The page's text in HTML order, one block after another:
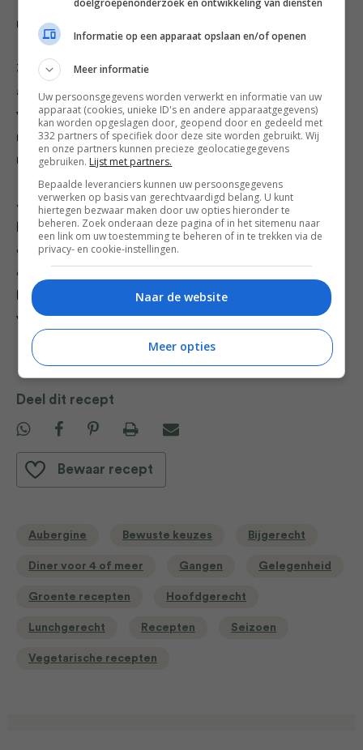
minuten op laag vuur stoven.
3. Rooster de amandelen in koekenpan met
antiaanbaklaag goudbruin. Laat afkoelen, hak fijn en
voeg toe aan de tomatensaus. Snijd de munt fijn en
meng door de yoghurt. Breng de yoghurt op smaak
met wat zout en peper.
4. Zodra de auberginehelften mooi goudbruin
beginnen te kleuren en gaar zijn, haal je ze uit de
oven. Besprenkel de hete aubergines direct met
citroensap. Serveer warm met de tomaten-
kikkererwtenstoof, een paar lepels munt-yoghurt en
verse koriander.
Deel dit recept
Bewaar recept
Aubergine Bewuste keuzes Bijgerecht
Diner voor 4 of meer Gangen Gelegenheid
Groente recepten Hoofdgerecht
Lunchgerecht Recepten Seizoen
Vegetarische recepten
doelgroepenonderzoek en ontwikkeling van diensten
Informatie op een apparaat opslaan en/of openen
Meer informatie
Uw persoonsgegevens worden verwerkt en informatie van uw
apparaat (cookies, unieke ID's en andere apparaatgegevens)
kan worden opgeslagen door, geopend door en gedeeld met
332 partners of specifiek door deze site worden gebruikt. Wij
en onze partners kunnen precieze geolocatiegegevens
gebruiken. Lijst met partners.
Bepaalde leveranciers kunnen uw persoonsgegevens
verwerken op basis van gerechtvaardigd belang. U kunt
hiertegen bezwaar maken door uw opties hieronder te
beheren. Zoek onderaan deze pagina of in het sitemenu naar
een link om uw toestemming te beheren of in te trekken via de
privacy- en cookie-instellingen.
Naar de website
Meer opties